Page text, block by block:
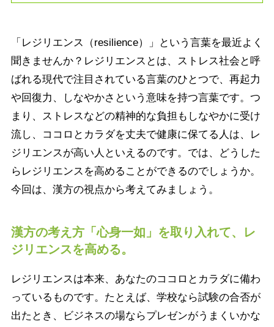
「レジリエンス（resilience）」という言葉を最近よく
聞きませんか？レジリエンスとは、ストレス社会と呼
ばれる現代で注目されている言葉のひとつで、再起力
や回復力、しなやかさという意味を持つ言葉です。つ
まり、ストレスなどの精神的な負担もしなやかに受け
流し、ココロとカラダを丈夫で健康に保てる人は、レ
ジリエンスが高い人といえるのです。では、どうした
らレジリエンスを高めることができるのでしょうか。
今回は、漢方の視点から考えてみましょう。
漢方の考え方「心身一如」を取り入れて、レ
ジリエンスを高める。
レジリエンスは本来、あなたのココロとカラダに備わ
っているものです。たとえば、学校なら試験の合否が
出たとき、ビジネスの場ならプレゼンがうまくいかな